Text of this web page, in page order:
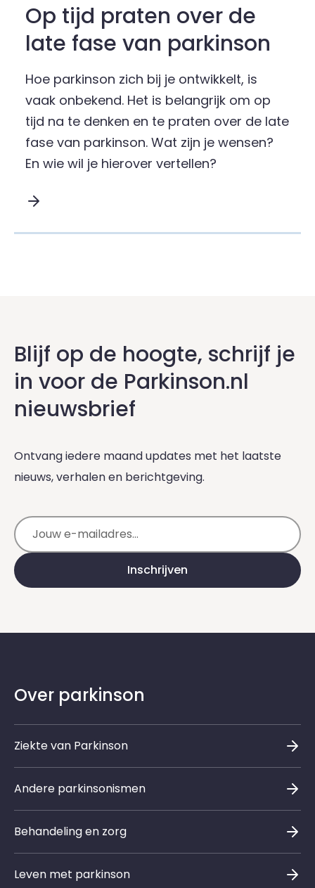
Op tijd praten over de
late fase van parkinson
Hoe parkinson zich bij je ontwikkelt, is
vaak onbekend. Het is belangrijk om op
tijd na te denken en te praten over de late
fase van parkinson. Wat zijn je wensen?
En wie wil je hierover vertellen?
Blijf op de hoogte, schrijf je
in voor de Parkinson.nl
nieuwsbrief
Ontvang iedere maand updates met het laatste
nieuws, verhalen en berichtgeving.
E-mailadres
Inschrijven
Over parkinson
Ziekte van Parkinson
Andere parkinsonismen
Behandeling en zorg
Leven met parkinson